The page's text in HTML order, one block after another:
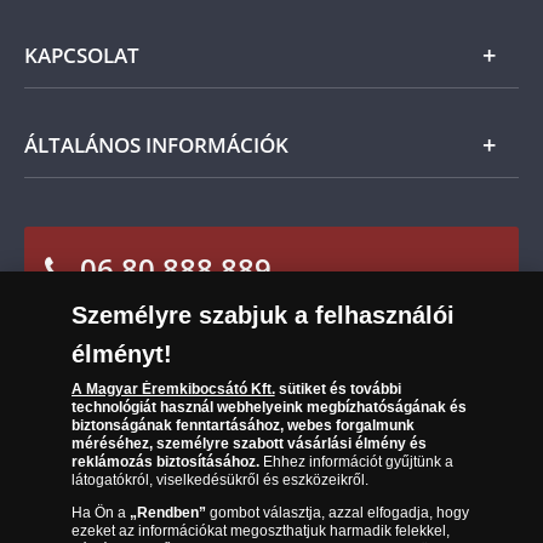
és a kézhezvételtől számított 14 napon belül
visszaküldheti. A
mennyiben időközben kifizette a
termék árát, akkor azt visszatérítjük Önnek.
Magyar
KAPCSOLAT
Ügyfélszolgálat
Leiratkozás a hírlevélről
ÁLTALÁNOS INFORMÁCIÓK
Sütik (cookies) használata
Süti (cookies)Beállítások
Társaságunkról
Az érmék és érmek ára és értéke
Gyakran ismételt kérdések
Adatkezelés
06 80 888 889
(díjmentesen hívható hétfőtől csütörtökig 9.00 és 17.00
óra között, péntekenként 9.00 és 15.00 óra között)
Személyre szabjuk a felhasználói
élményt!
A Magyar Éremkibocsátó Kft.sütiket és további
technológiát használ webhelyeink megbízhatóságának és
biztonságának fenntartásához, webes forgalmunk
méréséhez, személyre szabott vásárlási élmény és
reklámozás biztosításához.Ehhez információt gyűjtünk a
látogatókról, viselkedésükről és eszközeikről.
Ha Ön a „Rendben”gombot választja, azzal elfogadja, hogy
ezeket az információkat megoszthatjuk harmadik felekkel,